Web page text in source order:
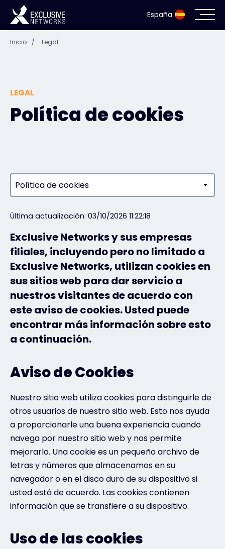
España
Recursos
Portal de socios
Acceso exclusivo
Exclusive Access - Más información
Póngase en contacto con
#weareexclusive
Inicio / Legal
LEGAL
Política de cookies
Política de cookies
Última actualización: 03/10/2026 11:22:18
Exclusive Networks y sus empresas
filiales, incluyendo pero no limitado a
Exclusive Networks, utilizan cookies en
sus sitios web para dar servicio a
nuestros visitantes de acuerdo con
este aviso de cookies. Usted puede
encontrar más información sobre esto
a continuación.
Aviso de Cookies
Nuestro sitio web utiliza cookies para distinguirle de
otros usuarios de nuestro sitio web. Esto nos ayuda
a proporcionarle una buena experiencia cuando
navega por nuestro sitio web y nos permite
mejorarlo. Una cookie es un pequeño archivo de
letras y números que almacenamos en su
navegador o en el disco duro de su dispositivo si
usted está de acuerdo. Las cookies contienen
información que se transfiere a su dispositivo.
Uso de las cookies